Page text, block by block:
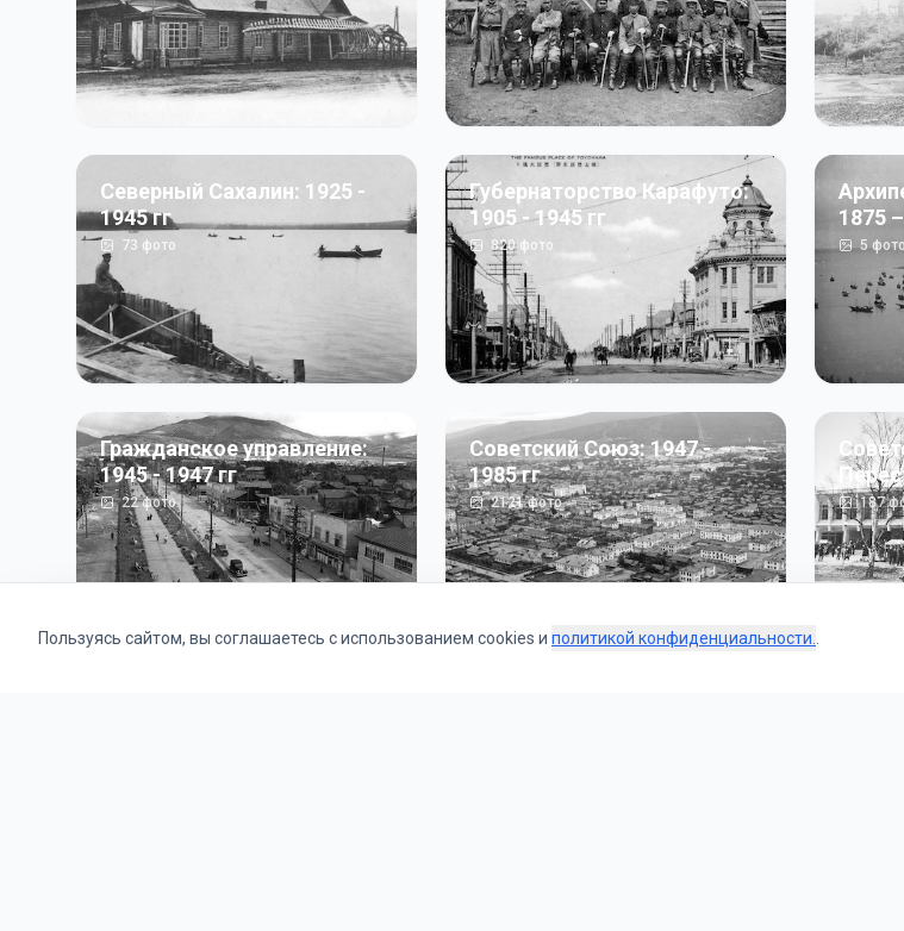
Северный Сахалин: 1925 -
1945 гг
73 фото
Губернаторство Карафуто:
1905 - 1945 гг
820фото
1875
5фото
Гражданское управление:
1945 - 1947 гг
22фото
Советский Союз: 1947 -
1985 гг
2121фото 187
Пользуясь сайтом, вы соглашаетесь с использованием cookies и политикой конфиденциальности.